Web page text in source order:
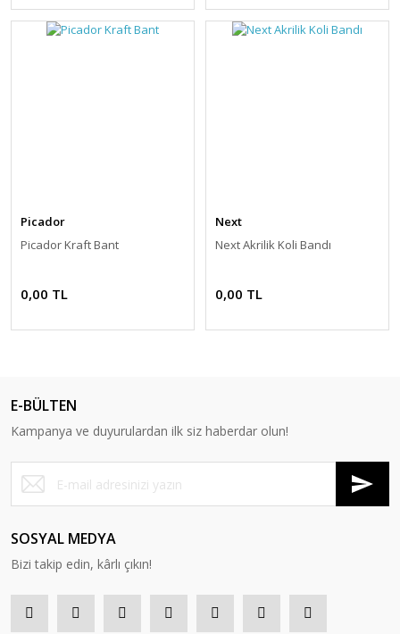
Picador
Picador Kraft Bant
0,00 TL
Next
Next Akrilik Koli Bandı
0,00 TL
E-BÜLTEN
Kampanya ve duyurulardan ilk siz haberdar olun!
SOSYAL MEDYA
Bizi takip edin, kârlı çıkın!